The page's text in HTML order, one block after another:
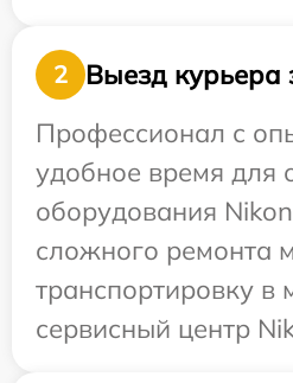
2
Выезд курьера
Профессионал с
удобное время для
оборудования
сложного ремонта
транспортировку в
сервисный центр